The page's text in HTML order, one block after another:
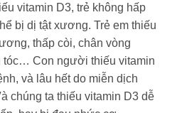
vitamin D3, trẻ không hấp
bị dị tật xương. Trẻ em thiếu
thấp còi, chân vòng
tóc… Con người thiếu vitamin
và lâu hết do miễn dịch
chúng ta thiếu vitamin D3 dễ